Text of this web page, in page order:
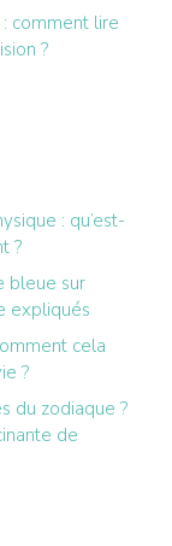
comment lire
?
: qu’est-
?
bleue sur
expliqués
cela
?
du zodiaque ?
de